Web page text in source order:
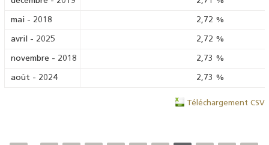
mai - 2018 2,72 %
avril - 2025 2,72 %
novembre - 2018 2,73 %
août - 2024 2,73 %
Téléchargement CSV